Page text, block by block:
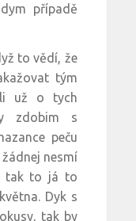
případě
to vědí, že
tým
už o tych
zdobim s
peču
nesmí
tak to já to
Dyk s
tak by